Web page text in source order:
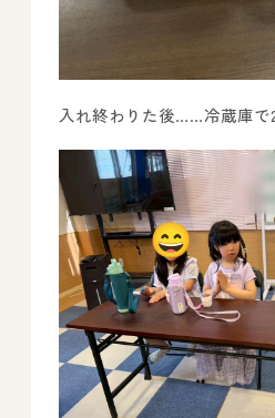
入れ終わりた後……冷蔵庫で